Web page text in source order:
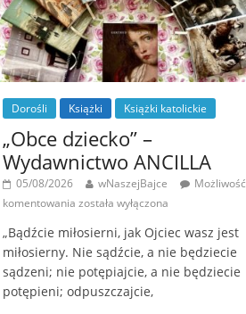
Dorośli Książki Książki katolickie
„Obce dziecko” –
Wydawnictwo ANCILLA
05/08/2026 wNaszejBajce
Możliwość
komentowania została wyłączona
„Bądźcie miłosierni, jak Ojciec wasz jest
miłosierny. Nie sądźcie, a nie będziecie
sądzeni; nie potępiajcie, a nie będziecie
potępieni; odpuszczajcie,